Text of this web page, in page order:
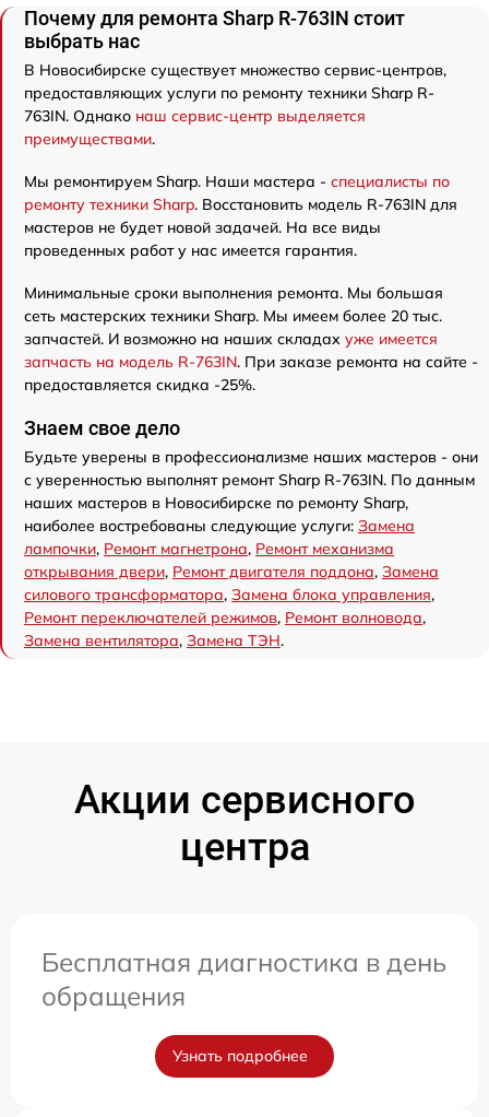
Почему для ремонта Sharp R-763IN стоит
выбрать нас
В Новосибирске существует множество сервис-центров,
предоставляющих услуги по ремонту техники Sharp R-
763IN. Однако наш сервис-центр выделяется
преимуществами.
Мы ремонтируем Sharp. Наши мастера - специалисты по
ремонту техники Sharp. Восстановить модель R-763IN для
мастеров не будет новой задачей. На все виды
проведенных работ у нас имеется гарантия.
Минимальные сроки выполнения ремонта. Мы большая
сеть мастерских техники Sharp. Мы имеем более 20 тыс.
запчастей. И возможно на наших складах уже имеется
запчасть на модель R-763IN. При заказе ремонта на сайте -
предоставляется скидка -25%.
Знаем свое дело
Будьте уверены в профессионализме наших мастеров - они
с уверенностью выполнят ремонт Sharp R-763IN. По данным
наших мастеров в Новосибирске по ремонту Sharp,
наиболее востребованы следующие услуги: Замена
лампочки, Ремонт магнетрона, Ремонт механизма
открывания двери, Ремонт двигателя поддона, Замена
силового трансформатора, Замена блока управления,
Ремонт переключателей режимов, Ремонт волновода,
Замена вентилятора, Замена ТЭН.
Акции сервисного
центра
Бесплатная диагностика в день
обращения
Узнать подробнее